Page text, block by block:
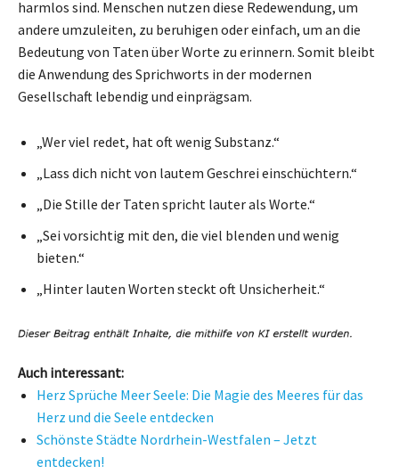
harmlos sind. Menschen nutzen diese Redewendung, um
andere umzuleiten, zu beruhigen oder einfach, um an die
Bedeutung von Taten über Worte zu erinnern. Somit bleibt
die Anwendung des Sprichworts in der modernen
Gesellschaft lebendig und einprägsam.
„Wer viel redet, hat oft wenig Substanz.“
„Lass dich nicht von lautem Geschrei einschüchtern.“
„Die Stille der Taten spricht lauter als Worte.“
„Sei vorsichtig mit den, die viel blenden und wenig
bieten.“
„Hinter lauten Worten steckt oft Unsicherheit.“
Auch interessant:
Herz Sprüche Meer Seele: Die Magie des Meeres für das
Herz und die Seele entdecken
Schönste Städte Nordrhein-Westfalen – Jetzt
entdecken!